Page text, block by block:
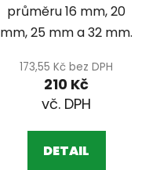
173,55 Kč bez DPH
210 Kč
DETAIL
průměru 16 mm, 20
mm, 25 mm a 32 mm.